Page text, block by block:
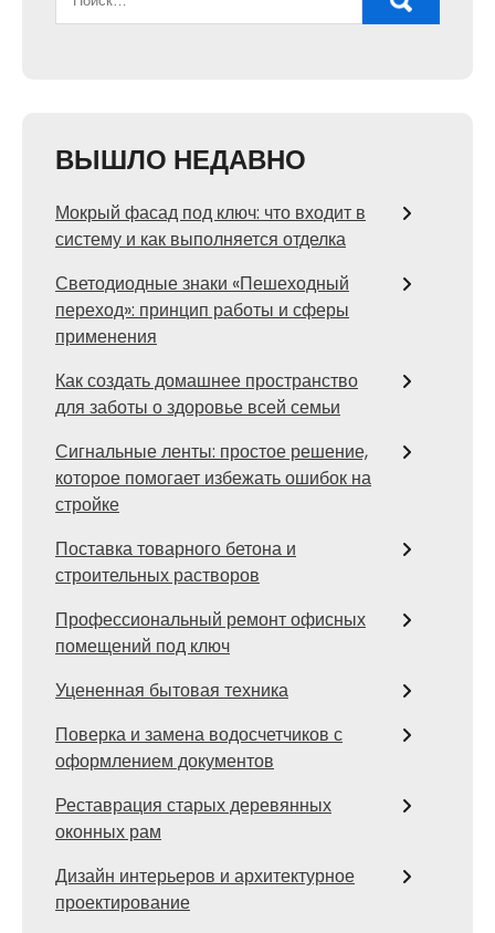
ВЫШЛО НЕДАВНО
Мокрый фасад под ключ: что входит в
систему и как выполняется отделка
Светодиодные знаки «Пешеходный
переход»: принцип работы и сферы
применения
Как создать домашнее пространство
для заботы о здоровье всей семьи
Сигнальные ленты: простое решение,
которое помогает избежать ошибок на
стройке
Поставка товарного бетона и
строительных растворов
Профессиональный ремонт офисных
помещений под ключ
Уцененная бытовая техника
Поверка и замена водосчетчиков с
оформлением документов
Реставрация старых деревянных
оконных рам
Дизайн интерьеров и архитектурное
проектирование